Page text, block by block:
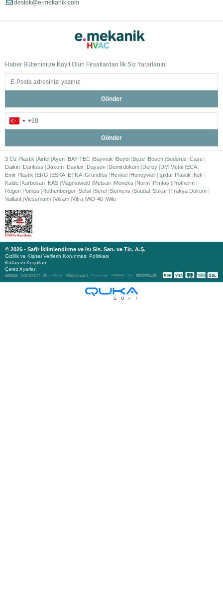
destek@e-mekanik.com
Haber Bültenimize Kayıt Olun Fırsatlardan İlk Siz Yararlanın!
Gönder
Gönder
3 Öz Plastik Airfel Ayen BAY-TEC Baymak Beybi Beze Bosch Buderus Case
Daikin Danfoss Daxom Daylux Dayson Demirdöküm Derby DM Metal ECA
Emir Plastik
ERG ESKA ETNA Grundfos Henkel Honeywell Işıldar Plastik
İtek
Kalde Karbosan KAS Magmaweld Metsan Moneks Norm Pimtaş
Protherm
Regen Pompa Rothenberger Selsil Serel Siemens Soudal Sukar Trakya Döküm
Vaillant Viessmann Visam Vitra WD-40 Wilo
© 2026 - Safir İklimlendirme ve Isı Sis. San. ve Tic. A.Ş.
Gizlilik ve Kişisel Verilerin Korunması Politikası
Kullanım Koşulları
Çerez Ayarları